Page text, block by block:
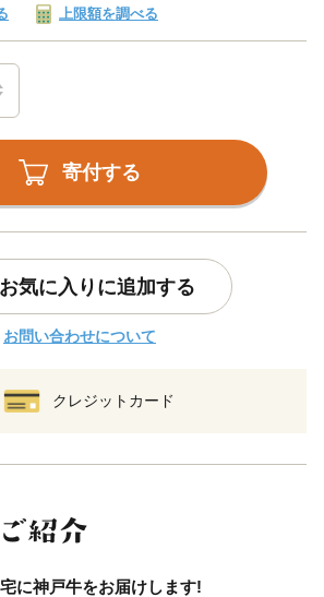
上限額を調べる
寄付する
お気に入りに追加する
お問い合わせについて
クレジットカード
に神戸牛をお届けします!